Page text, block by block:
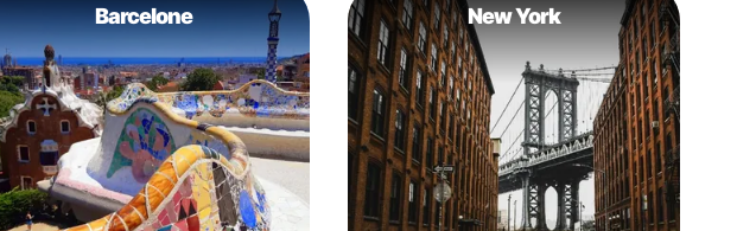
Barcelone New York